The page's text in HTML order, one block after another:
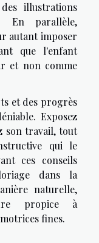
illustrations
En parallèle,
autant imposer
que l'enfant
et non comme
et des progrès
Exposez
son travail, tout
qui le
ces conseils
dans la
naturelle,
propice à
fines.